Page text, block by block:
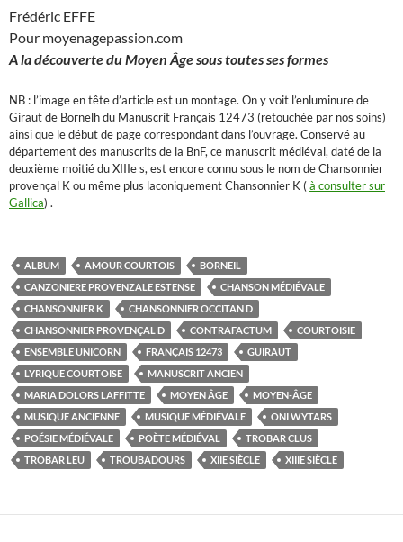
Frédéric EFFE
Pour moyenagepassion.com
A la découverte du Moyen Âge sous toutes ses formes
NB : l’image en tête d’article est un montage. On y voit l’enluminure de
Giraut de Bornelh du Manuscrit Français 12473 (retouchée par nos soins)
ainsi que le début de page correspondant dans l’ouvrage. Conservé au
département des manuscrits de la BnF, ce manuscrit médiéval, daté de la
deuxième moitié du XIIIe s, est encore connu sous le nom de Chansonnier
provençal K ou même plus laconiquement Chansonnier K (à consulter sur
Gallica) .
ALBUM AMOUR COURTOIS
BORNEIL
CANZONIERE PROVENZALE ESTENSE
CHANSON MÉDIÉVALE
CHANSONNIER K
CHANSONNIER OCCITAN D
CHANSONNIER PROVENÇAL D
CONTRAFACTUM
COURTOISIE
ENSEMBLE UNICORN
FRANÇAIS 12473
GUIRAUT
LYRIQUE COURTOISE
MANUSCRIT ANCIEN
MARIA DOLORS LAFFITTE
MOYEN ÂGE
MOYEN-ÂGE
MUSIQUE ANCIENNE
MUSIQUE MÉDIÉVALE
ONI WYTARS
POÉSIE MÉDIÉVALE
POÈTE MÉDIÉVAL
TROBAR CLUS
TROBAR LEU
TROUBADOURS XIIE SIÈCLE XIIIE SIÈCLE